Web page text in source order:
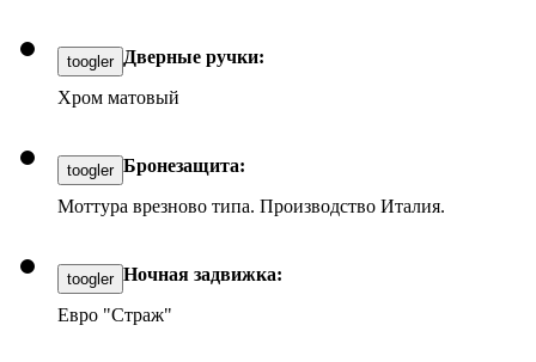
toogler
Дверные ручки:
Хром матовый
toogler Бронезащита:
Моттура врезново типа. Производство Италия.
toogler Ночная задвижка:
Евро "Страж"